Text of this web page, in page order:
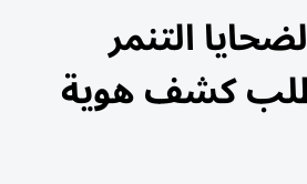
التنمر
طلب كشف هوية